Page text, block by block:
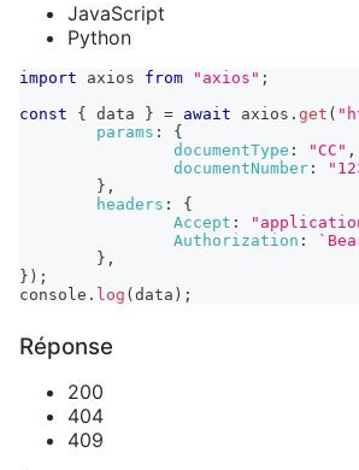
JavaScript
Python
import axios from "axios" ;
const
{ data } = await axios . get (
params :
{
documentType : "CC" ,
documentNumber :
} ,
headers :
{
Accept :
Authorization : `
} ,
} ) ;
console . log ( data ) ;
Réponse
200
404
409